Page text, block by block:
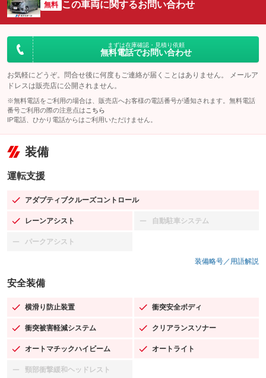
無料 この車両に関するお問い合わせ
まずは在庫確認・見積り依頼
無料電話でお問い合わせ
お気軽にどうぞ。問合せ後に何度もご連絡が届くことはありません。 メールア
ドレスは販売店に公開されません。
※無料電話をご利用の場合は、販売店へお客様の電話番号が通知されます。無料電話
番号ご利用の際の注意点は こちら
IP電話、ひかり電話からはご利用いただけません。
装備
運転支援
アダプティブクルーズコントロール
：装備あり
レーンアシスト
：装備あり 自動駐車システム
：装備なし
パークアシスト
：装備なし
装備略号／用語解説
安全装備
横滑り防止装置
：装備あり 衝突安全ボディ
：装備あり
衝突被害軽減システム
：装備あり クリアランスソナー
：装備あり
オートマチックハイビーム
：装備あり オートライト
：装備あり
頸部衝撃緩和ヘッドレスト
：装備なし